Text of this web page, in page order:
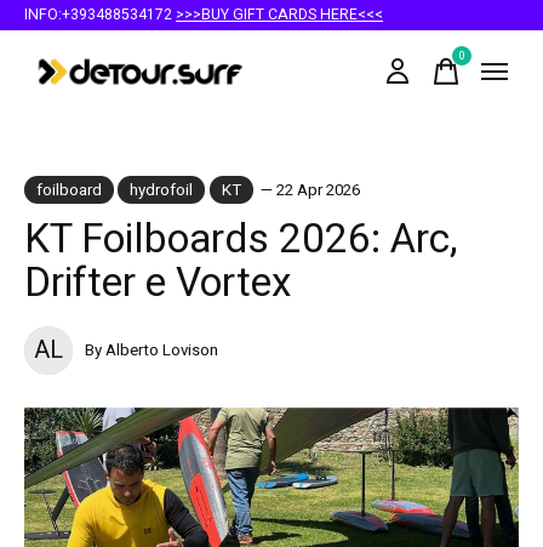
INFO:+393488534172 >>>BUY GIFT CARDS HERE<<<
0items
foilboard hydrofoil KT — 22 Apr 2026
KT Foilboards 2026: Arc,
Drifter e Vortex
AL By Alberto Lovison